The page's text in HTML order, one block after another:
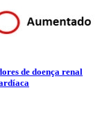
de doença renal